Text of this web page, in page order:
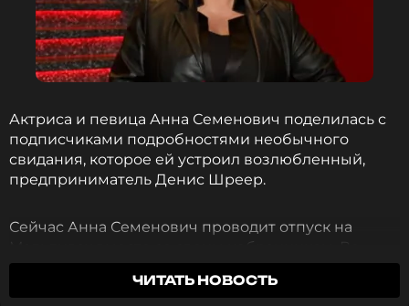
Актриса и певица Анна Семенович поделилась с
подписчиками подробностями необычного
свидания, которое ей устроил возлюбленный,
предприниматель Денис Шреер.
Сейчас Анна Семенович проводит отпуск на
Мальдивах вместе со своим избранником. Во
время путешествия предприниматель
подготовил для певицы романтический сюрприз
ЧИТАТЬ НОВОСТЬ